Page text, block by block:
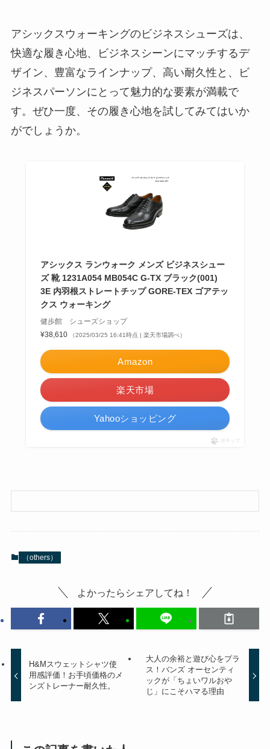
アシックスウォーキングのビジネスシューズは、
快適な履き心地、ビジネスシーンにマッチするデ
ザイン、豊富なラインナップ、高い耐久性と、ビ
ジネスパーソンにとって魅力的な要素が満載で
す。ぜひ一度、その履き心地を試してみてはいか
がでしょうか。
アシックス ランウォーク メンズ ビジネスシュー
ズ 靴 1231A054 MB054C G-TX ブラック(001)
3E 内羽根ストレートチップ GORE-TEX ゴアテッ
クス ウォーキング
健歩館 シューズショップ
¥38,610
（2025/03/25 16:41時点 | 楽天市場調べ）
Amazon
楽天市場
Yahooショッピング
ポチップ
（others）
よかったらシェアしてね！
H&Mスウェットシャツ使
用感評価！お手頃価格のメ
ンズトレーナー耐久性。
大人の余裕と遊び心をプラ
ス！バンズ オーセンティ
ックが「ちょいワルおや
じ」にこそハマる理由